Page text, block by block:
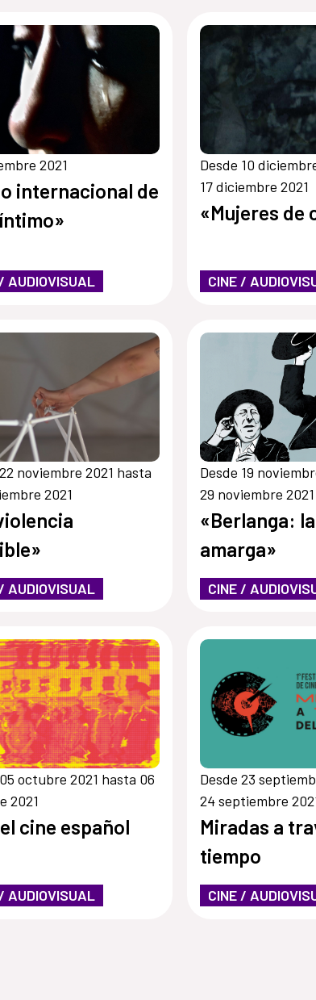
2021
internacional de
AUDIOVISUAL
Desde 10
17 diciembre 2021
«Mujeres de
CINE /
noviembre 2021 hasta
2021
AUDIOVISUAL
Desde 19
29 noviembre 2021
«Berlanga:
amarga»
CINE /
octubre 2021 hasta 06
2021
cine español
AUDIOVISUAL
Desde 23
24 septiembre
Miradas a
tiempo
CINE /